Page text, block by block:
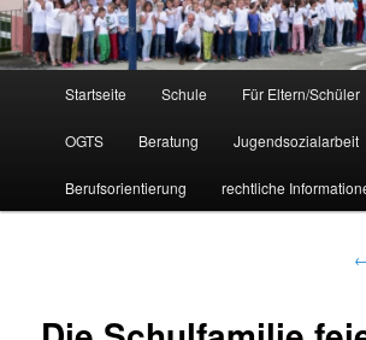
Zum
Inhalt
wechseln
Startseite Schule Für Eltern/Schüler
OGTS Beratung Jugendsozialarbeit
Berufsorientierung rechtliche
←